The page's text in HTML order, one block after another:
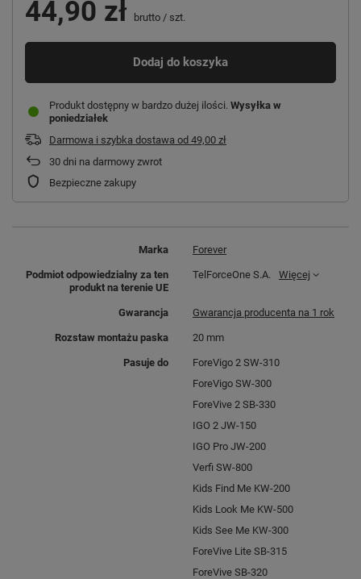
44,90 zł brutto / szt.
Dodaj do koszyka
Produkt dostępny w bardzo dużej ilości Wysyłka w
poniedziałek
Darmowa i szybka dostawa od 49,00 zł
30 dni na darmowy zwrot
Bezpieczne zakupy
Marka Forever
Podmiot odpowiedzialny za ten
produkt na terenie UE
TelForceOne S.A. Więcej
Gwarancja Gwarancja producenta na 1 rok
Rozstaw montażu paska 20 mm
Pasuje do
ForeVigo 2 SW-310
ForeVigo SW-300
ForeVive 2 SB-330
IGO 2 JW-150
IGO Pro JW-200
Verfi SW-800
Kids Find Me KW-200
Kids Look Me KW-500
Kids See Me KW-300
ForeVive Lite SB-315
ForeVive SB-320